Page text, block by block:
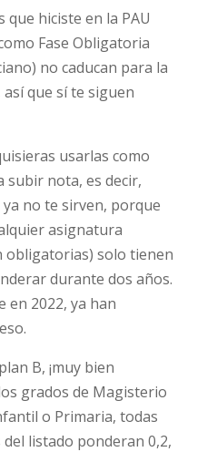
que hiciste en la PAU
Fase Obligatoria
no caducan para la
así que sí te siguen
usarlas como
subir nota, es decir,
no te sirven, porque
asignatura
obligatorias) solo tienen
durante dos años.
en 2022, ya han
B, ¡muy bien
grados de Magisterio
o Primaria, todas
listado ponderan 0,2,